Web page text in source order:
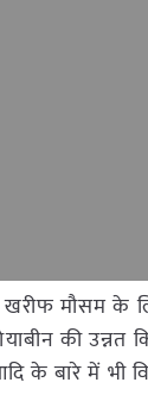
मौसम के
की उन्नत
के बारे में भी